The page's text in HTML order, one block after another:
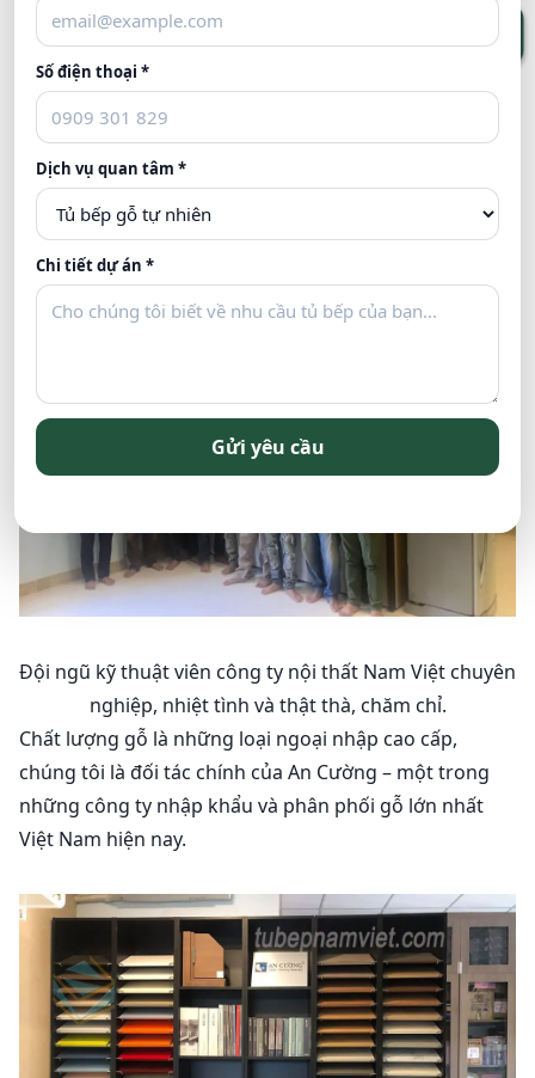
Một góc làm việc tại Xưởng sản xuất.
Đội ngũ kỹ thuật viên công ty nội thất Nam Việt chuyên
nghiệp, nhiệt tình và thật thà, chăm chỉ.
Chất lượng gỗ là những loại ngoại nhập cao cấp,
chúng tôi là đối tác chính của An Cường – một trong
những công ty nhập khẩu và phân phối gỗ lớn nhất
Việt Nam hiện nay.
Số điện thoại *
Dịch vụ quan tâm *
Chi tiết dự án *
Gửi yêu cầu